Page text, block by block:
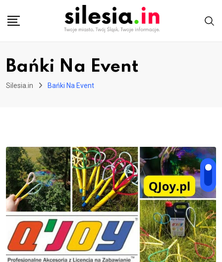
Bańki Na Event
Silesia.in Bańki Na Event